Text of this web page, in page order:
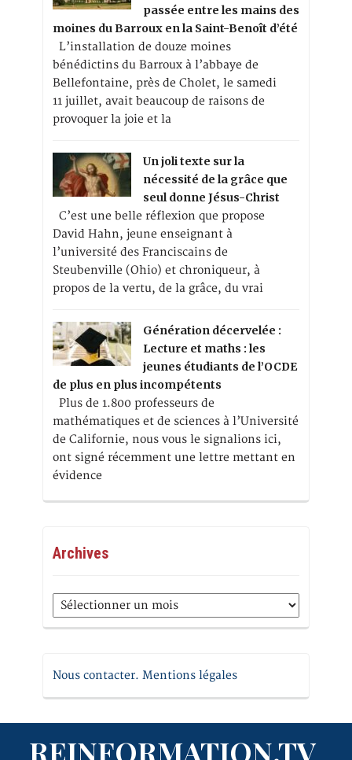
passée entre les mains des
moines du Barroux en la Saint-Benoît d’été
L’installation de douze moines
bénédictins du Barroux à l’abbaye de
Bellefontaine, près de Cholet, le samedi
11 juillet, avait beaucoup de raisons de
provoquer la joie et la
Un joli texte sur la
nécessité de la grâce que
seul donne Jésus-Christ
C’est une belle réflexion que propose
David Hahn, jeune enseignant à
l’université des Franciscains de
Steubenville (Ohio) et chroniqueur, à
propos de la vertu, de la grâce, du vrai
Génération décervelée :
Lecture et maths : les
jeunes étudiants de l’OCDE
de plus en plus incompétents
Plus de 1.800 professeurs de
mathématiques et de sciences à l’Université
de Californie, nous vous le signalions ici,
ont signé récemment une lettre mettant en
évidence
Archives
Archives
Nous contacter. Mentions légales
REINFORMATION.TV